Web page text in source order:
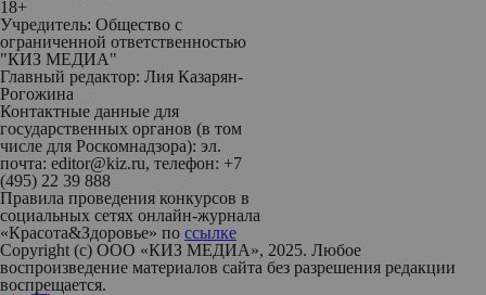
18+
Учредитель: Общество с
ограниченной ответственностью
"КИЗ МЕДИА"
Главный редактор: Лия Казарян-
Рогожина
Контактные данные для
государственных органов (в том
числе для Роскомнадзора): эл.
почта: editor@kiz.ru, телефон: +7
(495) 22 39 888
Правила проведения конкурсов в
социальных сетях онлайн-журнала
«Красота&Здоровье» по ссылке
Copyright (с) ООО «КИЗ МЕДИА», 2025. Любое
воспроизведение материалов сайта без разрешения редакции
воспрещается.